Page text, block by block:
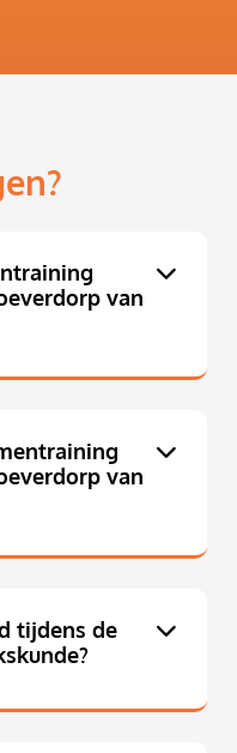
van
van
tijdens de